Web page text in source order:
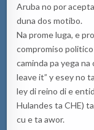
Aruba no por
duna dos motibo.
Na prome luga, e
compromiso
caminda pa yega
leave it” y esey no
ley di reino di e
Hulandes ta CHE)
cu e ta awor.